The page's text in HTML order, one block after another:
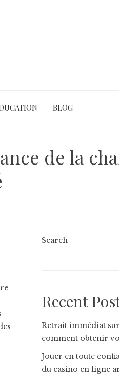
BLOG
de la
Search
Recent
Retrait immédiat
comment obtenir
Jouer en toute
du casino en ligne